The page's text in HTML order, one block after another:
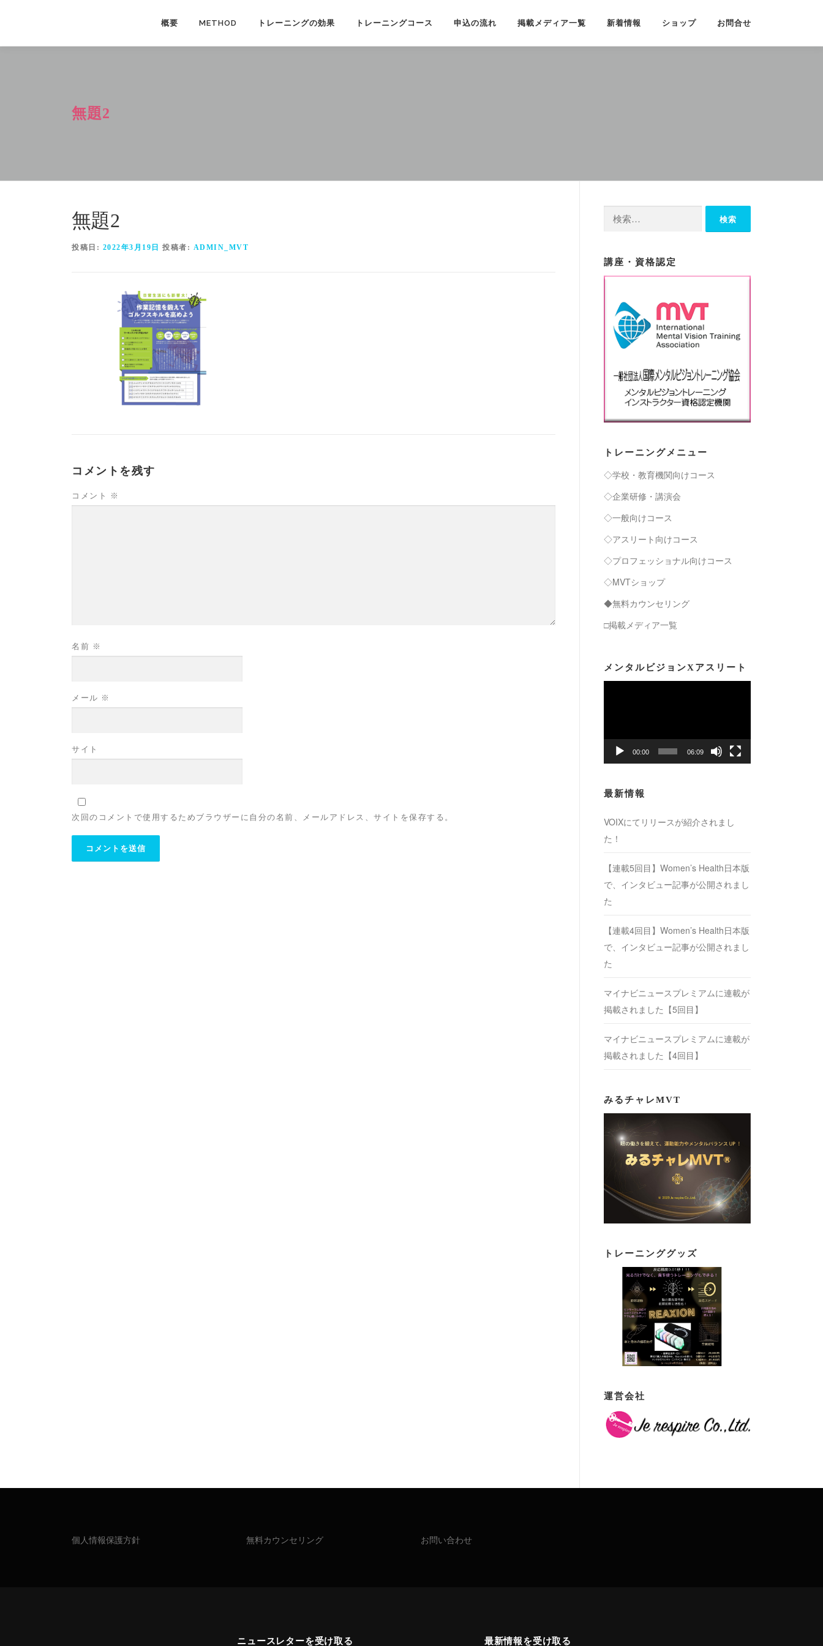
概要 METHOD トレーニングの効果 トレーニングコース 申込の流れ 掲載メディア一覧 新着情報 ショップ お問合せ
無題2
無題2
投稿日: 2022年3月19日 投稿者: ADMIN_MVT
コメントを残す
コメント ※
名前 ※
メール ※
サイト
次回のコメントで使用するためブラウザーに自分の名前、メールアドレス、サイトを保存する。
講座・資格認定
トレーニングメニュー
◇学校・教育機関向けコース
◇企業研修・講演会
◇一般向けコース
◇アスリート向けコース
◇プロフェッショナル向けコース
◇MVTショップ
◆無料カウンセリング
□掲載メディア一覧
メンタルビジョンXアスリート
レ
ー
00:00 06:09
最新情報
VOIXにてリリースが紹介されまし
た！
【連載5回目】Women’s Health日本版
で、インタビュー記事が公開されまし
た
【連載4回目】Women’s Health日本版
で、インタビュー記事が公開されまし
た
マイナビニュースプレミアムに連載が
掲載されました【5回目】
マイナビニュースプレミアムに連載が
掲載されました【4回目】
みるチャレMVT
トレーニンググッズ
運営会社
個人情報保護方針 無料カウンセリング お問い合わせ
ニュースレターを受け取る 最新情報を受け取る